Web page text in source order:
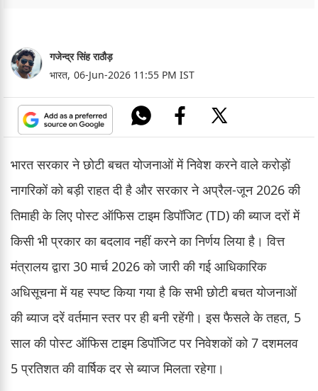
गजेन्द्र सिंह राठौड़
भारत, 06-Jun-2026 11:55 PM IST
भारत सरकार ने छोटी बचत योजनाओं में निवेश करने वाले करोड़ों
नागरिकों को बड़ी राहत दी है और सरकार ने अप्रैल-जून 2026 की
तिमाही के लिए पोस्ट ऑफिस टाइम डिपॉजिट (TD) की ब्याज दरों में
किसी भी प्रकार का बदलाव नहीं करने का निर्णय लिया है। वित्त
मंत्रालय द्वारा 30 मार्च 2026 को जारी की गई आधिकारिक
अधिसूचना में यह स्पष्ट किया गया है कि सभी छोटी बचत योजनाओं
की ब्याज दरें वर्तमान स्तर पर ही बनी रहेंगी। इस फैसले के तहत, 5
साल की पोस्ट ऑफिस टाइम डिपॉजिट पर निवेशकों को 7 दशमलव
5 प्रतिशत की वार्षिक दर से ब्याज मिलता रहेगा।